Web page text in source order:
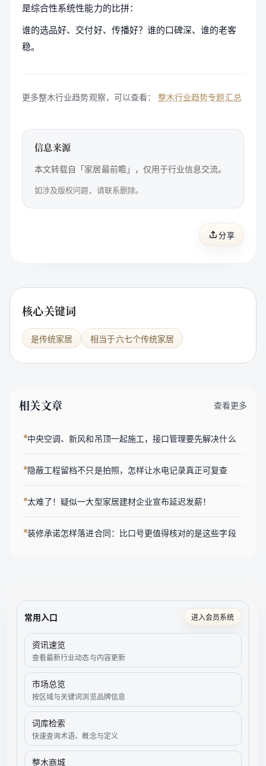
是综合性系统性能力的比拼：
谁的选品好、交付好、传播好？谁的口碑深、谁的老客
稳。
更多整木行业趋势观察，可以查看： 整木行业趋势专题汇总
信息来源
本文转载自「家居最前瞻」，仅用于行业信息交流。
如涉及版权问题，请联系删除。
分享
核心关键词
是传统家居 相当于六七个传统家居
相关文章 查看更多
中央空调、新风和吊顶一起施工，接口管理要先解决什么
隐蔽工程留档不只是拍照，怎样让水电记录真正可复查
太难了！疑似一大型家居建材企业宣布延迟发薪！
装修承诺怎样落进合同：比口号更值得核对的是这些字段
常用入口 进入会员系统
资讯速览
查看最新行业动态与内容更新
市场总览
按区域与关键词浏览品牌信息
词库检索
快速查询术语、概念与定义
整木商城